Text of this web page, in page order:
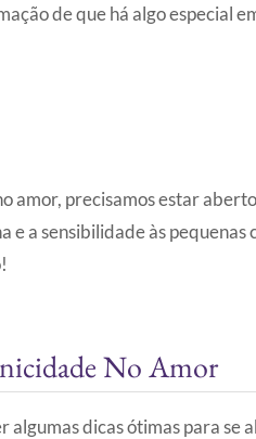
de que há algo especial
precisamos estar
e a sensibilidade às pequenas
No Amor
dicas ótimas para se